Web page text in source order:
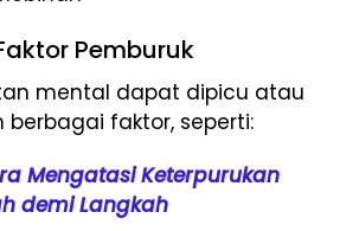
Pemburuk
mental dapat dipicu atau
berbagai faktor, seperti:
Mengatasi Keterpurukan
demi Langkah